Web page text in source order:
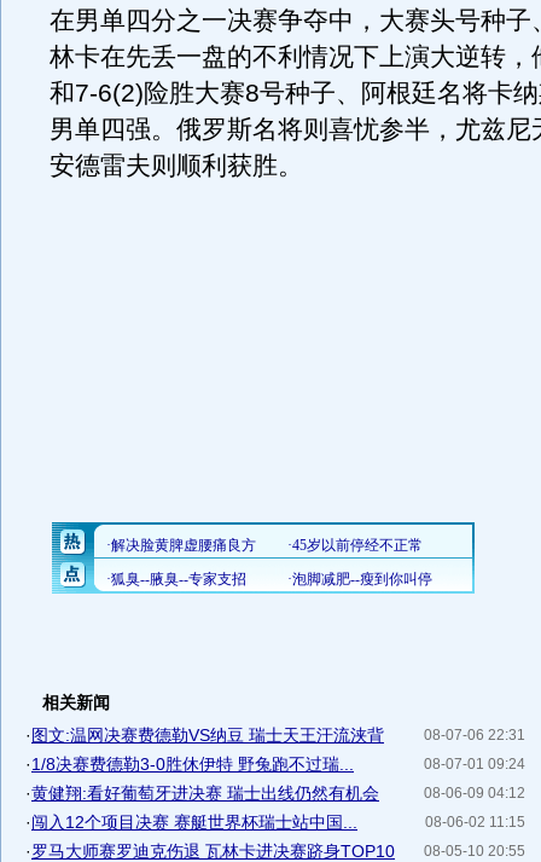
在男单四分之一决赛争夺中，大赛头号种子
林卡在先丢一盘的不利情况下上演大逆转，
和7-6(2)险胜大赛8号种子、阿根廷名将卡
男单四强。俄罗斯名将则喜忧参半，尤兹尼
安德雷夫则顺利获胜。
相关新闻
08-07-06 22:31
·图文:温网决赛费德勒VS纳豆 瑞士天王汗流浃背
08-07-01 09:24
·1/8决赛费德勒3-0胜休伊特 野兔跑不过瑞...
08-06-09 04:12
·黄健翔:看好葡萄牙进决赛 瑞士出线仍然有机会
08-06-02 11:15
·闯入12个项目决赛 赛艇世界杯瑞士站中国...
08-05-10 20:55
·罗马大师赛罗迪克伤退 瓦林卡进决赛跻身TOP10